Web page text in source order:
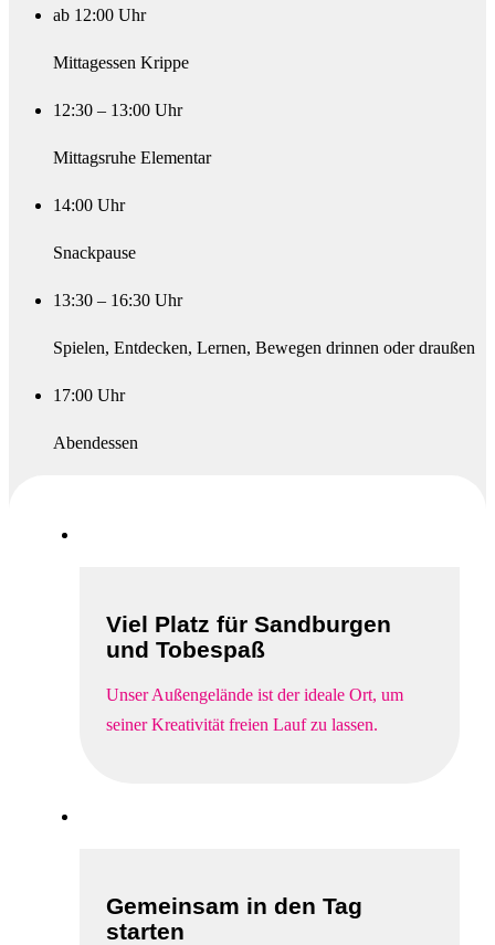
ab 12:00 Uhr
Mittagessen Krippe
12:30 – 13:00 Uhr
Mittagsruhe Elementar
14:00 Uhr
Snackpause
13:30 – 16:30 Uhr
Spielen, Entdecken, Lernen, Bewegen drinnen oder draußen
17:00 Uhr
Abendessen
Viel Platz für Sandburgen
und Tobespaß
Unser Außengelände ist der ideale Ort, um
seiner Kreativität freien Lauf zu lassen.
Gemeinsam in den Tag
starten